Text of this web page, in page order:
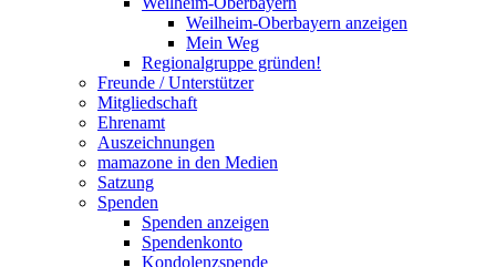
Weilheim-Oberbayern anzeigen
Mein Weg
Regionalgruppe gründen!
Freunde / Unterstützer
Mitgliedschaft
Ehrenamt
Auszeichnungen
mamazone in den Medien
Satzung
Spenden
Spenden anzeigen
Spendenkonto
Kondolenzspende